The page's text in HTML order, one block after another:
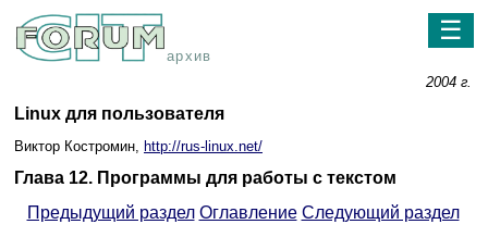
архив
☰
2004 г.
Linux для пользователя
Виктор Костромин, http://rus-linux.net/
Глава 12. Программы для работы с текстом
Предыдущий раздел Оглавление Следующий раздел